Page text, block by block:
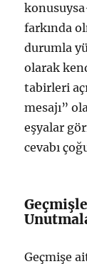
farkında
durumla
olarak
tabirleri
mesajı”
eşyalar
cevabı
Geçmişe